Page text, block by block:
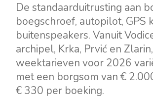
De standaarduitrusting aan
boegschroef, autopilot,
buitenspeakers. Vanuit
archipel, Krka, Prvić en
weektarieven voor 2026
met een borgsom van €
€ 330 per boeking.